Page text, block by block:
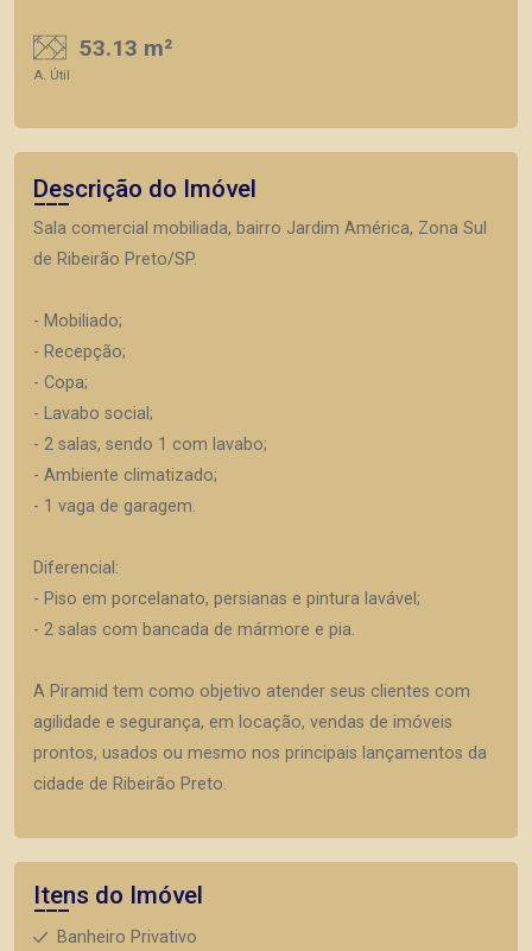
53.13 m²
A. Útil
Descrição do Imóvel
Sala comercial mobiliada, bairro Jardim América, Zona Sul
de Ribeirão Preto/SP.
- Mobiliado;
- Recepção;
- Copa;
- Lavabo social;
- 2 salas, sendo 1 com lavabo;
- Ambiente climatizado;
- 1 vaga de garagem.
Diferencial:
- Piso em porcelanato, persianas e pintura lavável;
- 2 salas com bancada de mármore e pia.
A Piramid tem como objetivo atender seus clientes com
agilidade e segurança, em locação, vendas de imóveis
prontos, usados ou mesmo nos principais lançamentos da
cidade de Ribeirão Preto.
Itens do Imóvel
Banheiro Privativo